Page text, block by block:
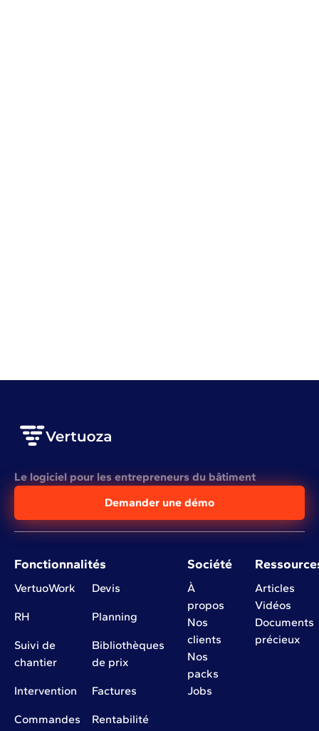
Le logiciel pour les entrepreneurs du bâtiment
Demander une démo
Fonctionnalités
VertuoWork Devis
RH Planning
Suivi de
chantier
Bibliothèques
de prix
Intervention Factures
Commandes Rentabilité
Société
À
propos
Nos
clients
Nos
packs
Jobs
Articles
Vidéos
Documents
précieux